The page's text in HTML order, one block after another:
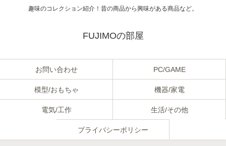
趣味のコレクション紹介！昔の商品から興味がある商品など。
FUJIMOの部屋
お問い合わせ PC/GAME
模型/おもちゃ 機器/家電
電気/工作 生活/その他
プライバシーポリシー